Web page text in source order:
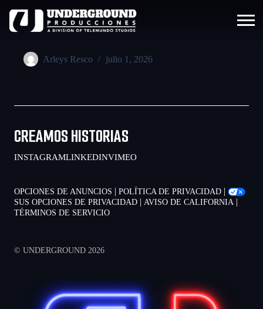
Arleys Resco julio 1, 2026
CREAMOS HISTORIAS
INSTAGRAMLINKEDINVIMEO
OPCIONES DE ANUNCIOS | POLÍTICA DE PRIVACIDAD |
SUS OPCIONES DE PRIVACIDAD | AVISO DE CALIFORNIA |
TÉRMINOS DE SERVICIO
© UNDERGROUND 2026